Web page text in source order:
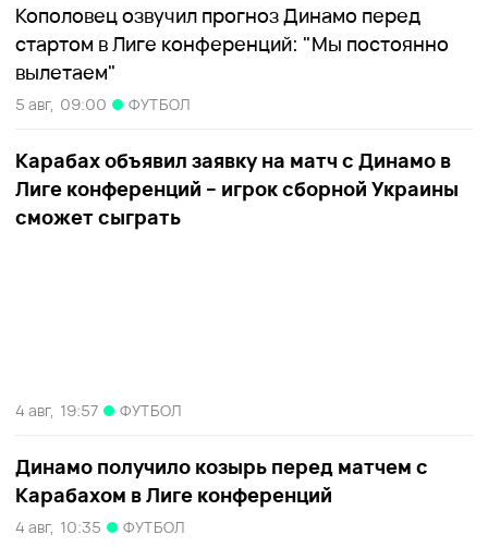
Кополовец озвучил прогноз Динамо перед
стартом в Лиге конференций: "Мы постоянно
вылетаем"
5 авг, 09:00 ФУТБОЛ
Карабах объявил заявку на матч с Динамо в
Лиге конференций – игрок сборной Украины
сможет сыграть
4 авг, 19:57 ФУТБОЛ
Динамо получило козырь перед матчем с
Карабахом в Лиге конференций
4 авг, 10:35 ФУТБОЛ